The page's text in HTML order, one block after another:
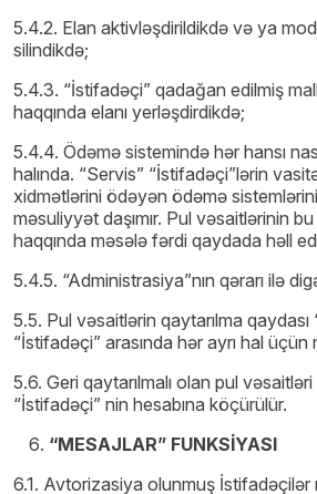
5.4.2. Elan aktivləşdirildikdə və ya
silindikdə;
5.4.3. “İstifadəçi” qadağan edilmiş
haqqında elanı yerləşdirdikdə;
5.4.4. Ödəmə sistemində hər hansı
halında. “Servis” “İstifadəçi”lərin
xidmətlərini ödəyən ödəmə
məsuliyyət daşımır. Pul vəsaitlərinin
haqqında məsələ fərdi qaydada həll
5.4.5. “Administrasiya”nın qərarı ilə
5.5. Pul vəsaitlərin qaytarılma
“İstifadəçi” arasında hər ayrı hal üçün
5.6. Geri qaytarılmalı olan pul
“İstifadəçi” nin hesabına köçürülür.
“MESAJLAR” FUNKSİYASI
6.1. Avtorizasiya olunmuş İstifadəçilər